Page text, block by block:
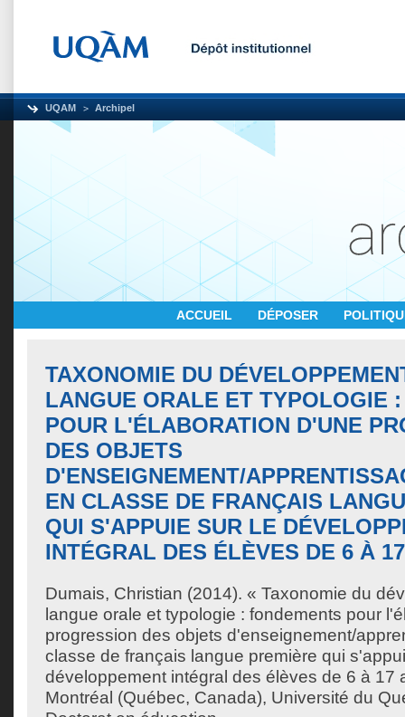
UQAM Archipel
ACCUEIL DÉPOSER
TAXONOMIE DU
LANGUE ORALE ET TYPOLOGIE
POUR L'ÉLABORATION D'UNE
DES OBJETS
D'ENSEIGNEMENT/
EN CLASSE DE FRANÇAIS
QUI S'APPUIE SUR LE
INTÉGRAL DES ÉLÈVES DE 6 À
Dumais, Christian (2014). « Taxonomie du
langue orale et typologie : fondements pour
progression des objets d'enseignement/
classe de français langue première qui
développement intégral des élèves de 6 à 17
Montréal (Québec, Canada), Université du